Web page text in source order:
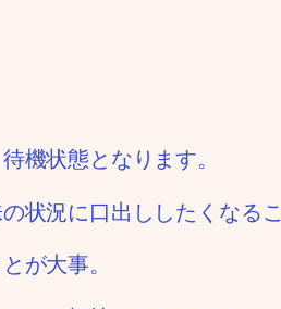
機状態となります。
状況に口出ししたくなる
が大事。